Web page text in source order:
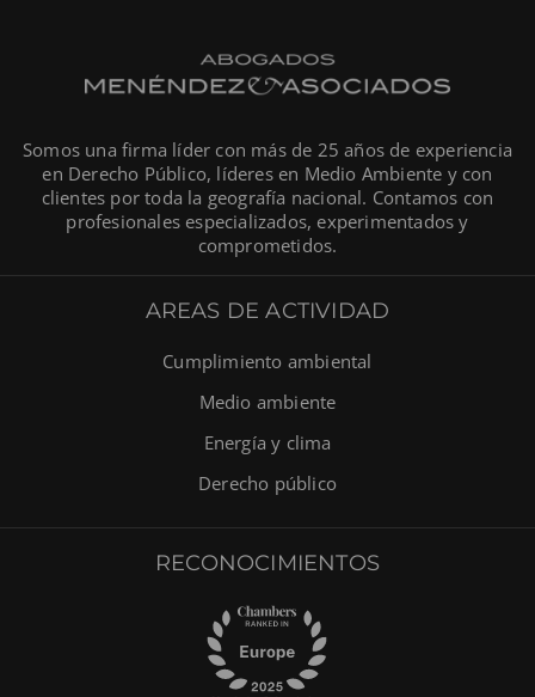
Somos una firma líder con más de 25 años de experiencia
en Derecho Público, líderes en Medio Ambiente y con
clientes por toda la geografía nacional. Contamos con
profesionales especializados, experimentados y
comprometidos.
AREAS DE ACTIVIDAD
Cumplimiento ambiental
Medio ambiente
Energía y clima
Derecho público
RECONOCIMIENTOS